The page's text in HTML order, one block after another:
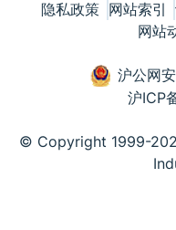
隐私政策 网站索引
网站
沪公网
沪ICP
© Copyright 1999-